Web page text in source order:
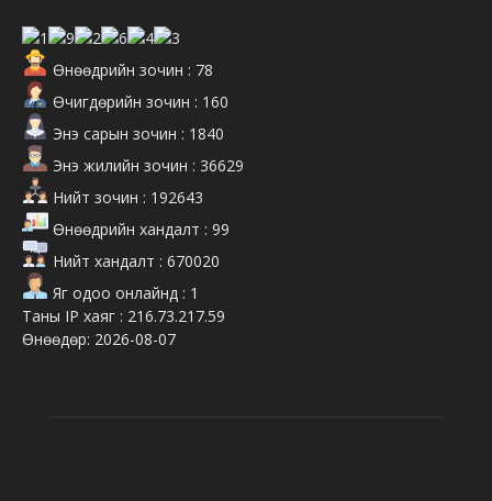
Өнөөдрийн зочин : 78
Өчигдөрийн зочин : 160
Энэ сарын зочин : 1840
Энэ жилийн зочин : 36629
Нийт зочин : 192643
Өнөөдрийн хандалт : 99
Нийт хандалт : 670020
Яг одоо онлайнд : 1
Таны IP хаяг : 216.73.217.59
Өнөөдөр: 2026-08-07